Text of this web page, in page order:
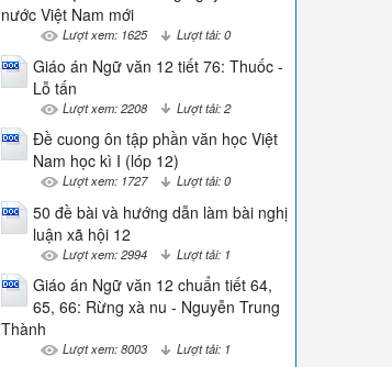
nước Việt Nam mới
Lượt xem: 1625 Lượt tải: 0
Giáo án Ngữ văn 12 tiết 76: Thuốc -
Lỗ tấn
Lượt xem: 2208 Lượt tải: 2
Đề cuong ôn tập phần văn học Việt
Nam học kì I (lóp 12)
Lượt xem: 1727 Lượt tải: 0
50 đề bài và hướng dẫn làm bài nghị
luận xã hội 12
Lượt xem: 2994 Lượt tải: 1
Giáo án Ngữ văn 12 chuẩn tiết 64,
65, 66: Rừng xà nu - Nguyễn Trung
Thành
Lượt xem: 8003 Lượt tải: 1